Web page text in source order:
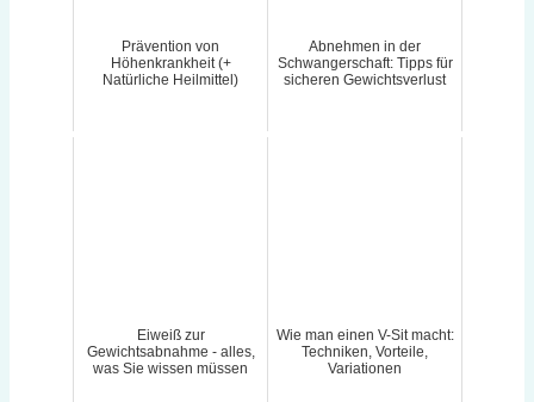
Prävention von
Höhenkrankheit (+
Natürliche Heilmittel)
Abnehmen in der
Schwangerschaft: Tipps für
sicheren Gewichtsverlust
Eiweiß zur
Gewichtsabnahme - alles,
was Sie wissen müssen
Wie man einen V-Sit macht:
Techniken, Vorteile,
Variationen